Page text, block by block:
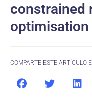
constrained
COMPARTE ESTE ARTÍCULO